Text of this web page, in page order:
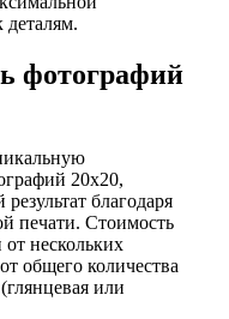
фотографий
20х20,
благодаря
печати. Стоимость
от нескольких
общего количества
или